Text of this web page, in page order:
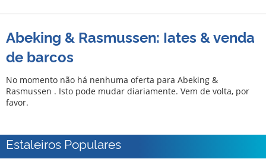
Vendedor
comercial
Vendedor
particular
Agentes
Abeking & Rasmussen: Iates & venda
de barcos
No momento não há nenhuma oferta para Abeking &
Rasmussen . Isto pode mudar diariamente. Vem de volta, por
favor.
Estaleiros Populares